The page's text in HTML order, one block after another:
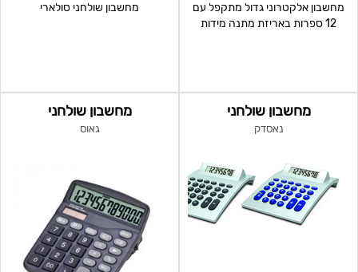
מחשבון אלקטרוני גדול מתקפל עם
12 ספרות באריזת מתנה מידות
מחשבון שולחני סולארי
מחשבון שולחני
נאסדק
מחשבון שולחני
גאוס